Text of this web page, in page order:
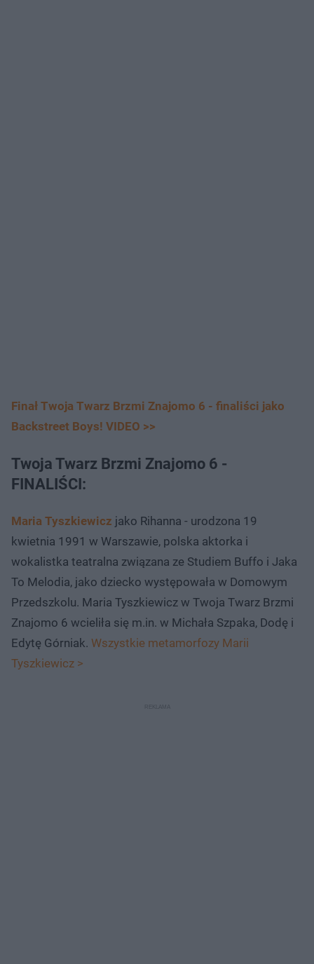
Finał Twoja Twarz Brzmi Znajomo 6 - finaliści jako
Backstreet Boys! VIDEO >>
Twoja Twarz Brzmi Znajomo 6 -
FINALIŚCI:
Maria Tyszkiewicz jako Rihanna - urodzona 19
kwietnia 1991 w Warszawie, polska aktorka i
wokalistka teatralna związana ze Studiem Buffo i Jaka
To Melodia, jako dziecko występowała w Domowym
Przedszkolu. Maria Tyszkiewicz w Twoja Twarz Brzmi
Znajomo 6 wcieliła się m.in. w Michała Szpaka, Dodę i
Edytę Górniak. Wszystkie metamorfozy Marii
Tyszkiewicz >